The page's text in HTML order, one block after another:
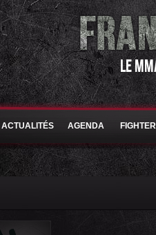
LE
ACTUALITÉS AGENDA